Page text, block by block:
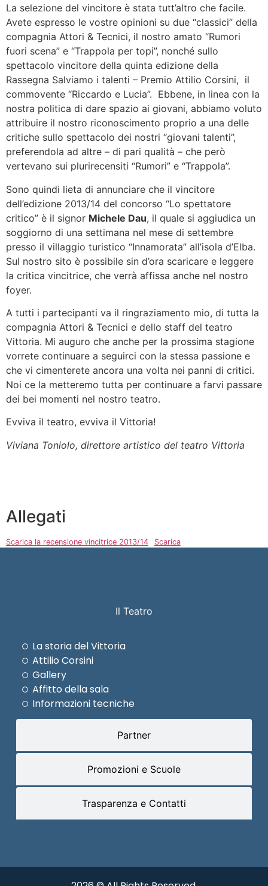
La selezione del vincitore è stata tutt’altro che facile.
Avete espresso le vostre opinioni su due “classici” della
compagnia Attori & Tecnici, il nostro amato “Rumori
fuori scena” e “Trappola per topi”, nonché sullo
spettacolo vincitore della quinta edizione della
Rassegna Salviamo i talenti – Premio Attilio Corsini, il
commovente “Riccardo e Lucia”. Ebbene, in linea con la
nostra politica di dare spazio ai giovani, abbiamo voluto
attribuire il nostro riconoscimento proprio a una delle
critiche sullo spettacolo dei nostri “giovani talenti”,
preferendola ad altre – di pari qualità – che però
vertevano sui plurirecensiti “Rumori” e “Trappola”.
Sono quindi lieta di annunciare che il vincitore
dell’edizione 2013/14 del concorso “Lo spettatore
critico” è il signor Michele Dau, il quale si aggiudica un
soggiorno di una settimana nel mese di settembre
presso il villaggio turistico “Innamorata” all’isola d’Elba.
Sul nostro sito è possibile sin d’ora scaricare e leggere
la critica vincitrice, che verrà affissa anche nel nostro
foyer.
A tutti i partecipanti va il ringraziamento mio, di tutta la
compagnia Attori & Tecnici e dello staff del teatro
Vittoria. Mi auguro che anche per la prossima stagione
vorrete continuare a seguirci con la stessa passione e
che vi cimenterete ancora una volta nei panni di critici.
Noi ce la metteremo tutta per continuare a farvi passare
dei bei momenti nel nostro teatro.
Evviva il teatro, evviva il Vittoria!
Viviana Toniolo, direttore artistico del teatro Vittoria
Allegati
Scarica la recensione vincitrice 2013/14 Scarica
Il Teatro
Partner
Promozioni e Scuole
Trasparenza e Contatti
La storia del Vittoria
Attilio Corsini
Gallery
Affitto della sala
Informazioni tecniche